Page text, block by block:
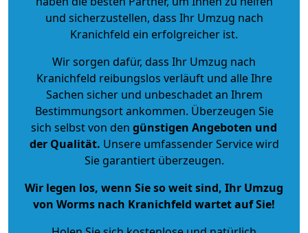
und sicherzustellen, dass Ihr Umzug nach
Kranichfeld ein erfolgreicher ist.
Wir sorgen dafür, dass Ihr Umzug nach
Kranichfeld reibungslos verläuft und alle Ihre
Sachen sicher und unbeschadet an Ihrem
Bestimmungsort ankommen. Überzeugen Sie
sich selbst von den günstigen Angeboten und
der Qualität. Unsere umfassender Service wird
Sie garantiert überzeugen.
Wir legen los, wenn Sie so weit sind, Ihr Umzug
von Worms nach Kranichfeld wartet auf Sie!